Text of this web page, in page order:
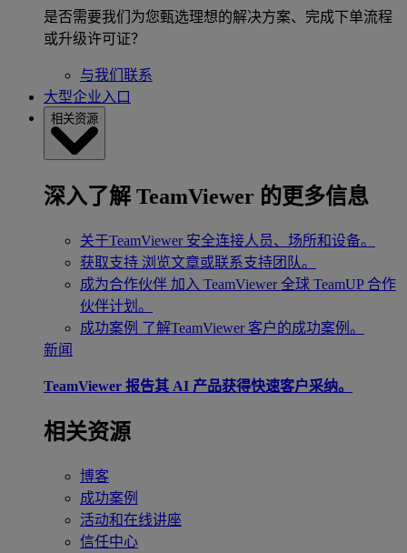
是否需要我们为您甄选理想的解决方案、完成下单流程
或升级许可证？
与我们联系
大型企业入口
相关资源
深入了解 TeamViewer 的更多信息
关于TeamViewer 安全连接人员、场所和设备。
获取支持 浏览文章或联系支持团队。
成为合作伙伴 加入 TeamViewer 全球 TeamUP 合作
伙伴计划。
成功案例 了解TeamViewer 客户的成功案例。
新闻
TeamViewer 报告其 AI 产品获得快速客户采纳。
相关资源
博客
成功案例
活动和在线讲座
信任中心